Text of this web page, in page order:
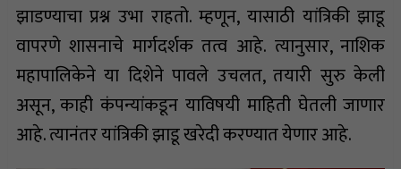
झाडण्याचा प्रश्न उभा राहतो. म्हणून, यासाठी यांत्रिकी झाडू
वापरणे शासनाचे मार्गदर्शक तत्व आहे. त्यानुसार, नाशिक
महापालिकेने या दिशेने पावले उचलत, तयारी सुरु केली
असून, काही कंपन्यांकडून याविषयी माहिती घेतली जाणार
आहे. त्यानंतर यांत्रिकी झाडू खरेदी करण्यात येणार आहे.